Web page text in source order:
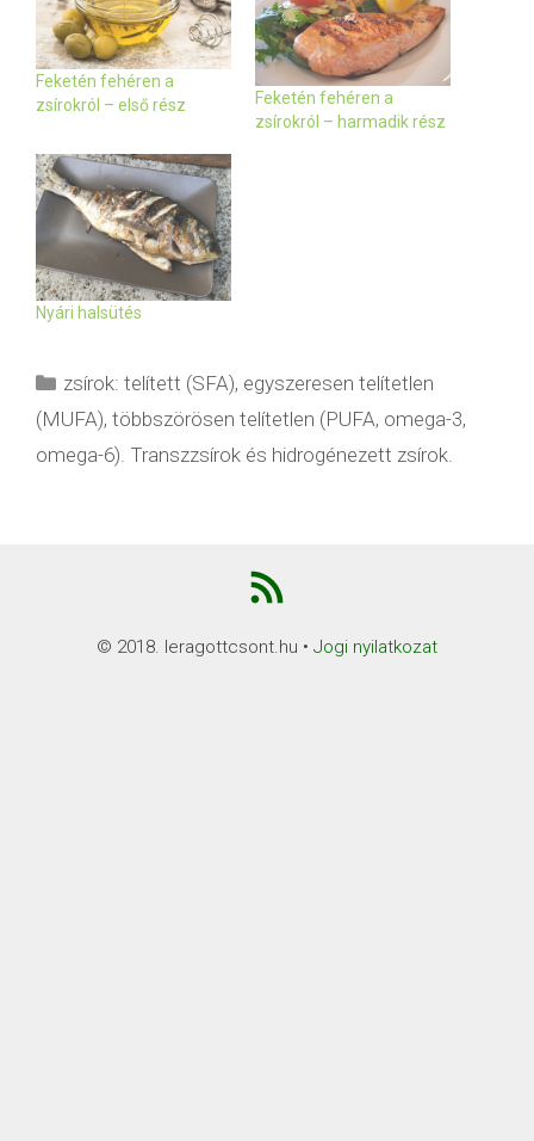
Feketén fehéren a
zsírokról – első rész
Feketén fehéren a
zsírokról – harmadik rész
Nyári halsütés
Kategória
zsírok: telített (SFA), egyszeresen telítetlen
(MUFA), többszörösen telítetlen (PUFA, omega-3,
omega-6). Transzzsírok és hidrogénezett zsírok.
RSS
Feed
© 2018. leragottcsont.hu • Jogi nyilatkozat